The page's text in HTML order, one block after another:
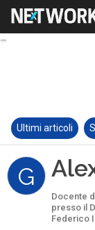
Ultimi articoli
G
Docente
presso il
Federico